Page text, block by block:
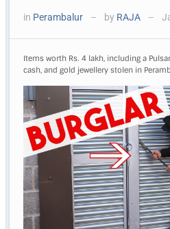
in Perambalur — by RAJA —
Items worth Rs. 4 lakh, including a
cash, and gold jewellery stolen in